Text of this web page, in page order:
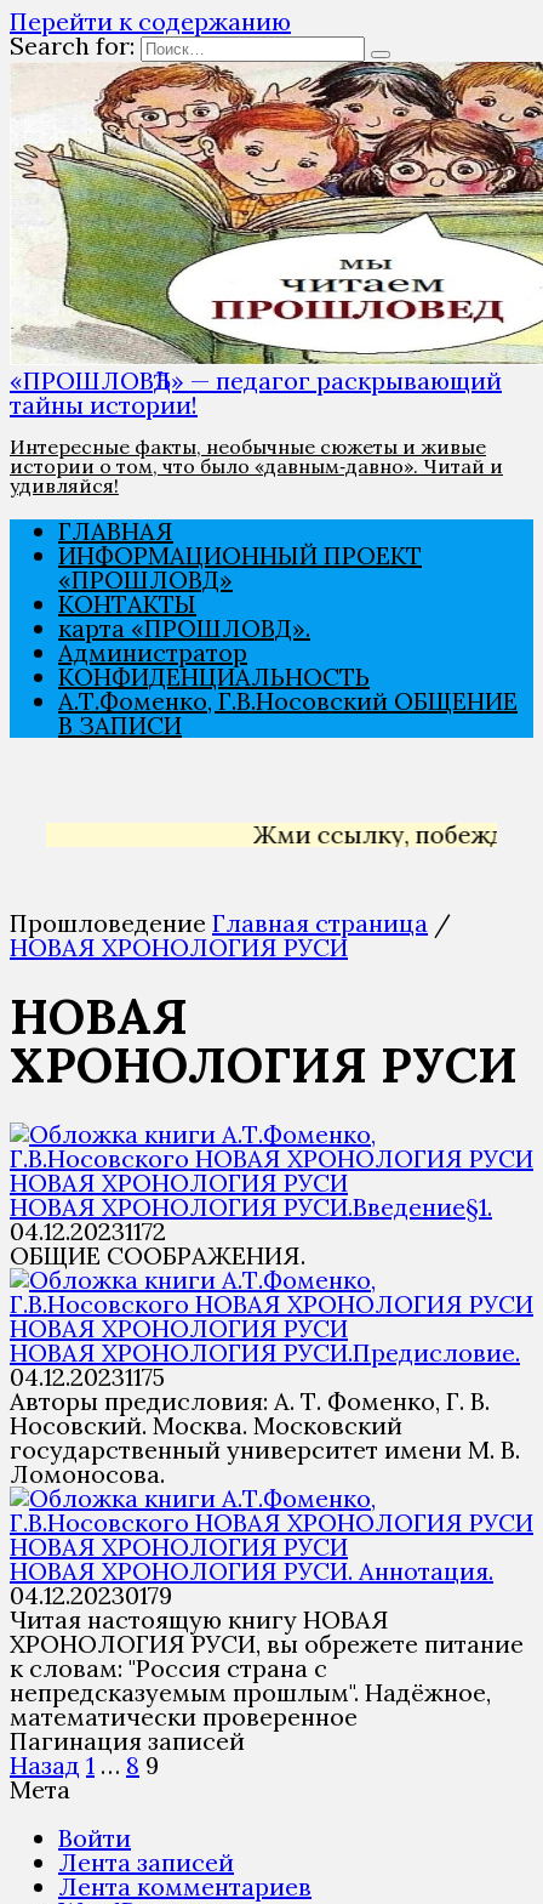
Перейти к содержанию
Search for:
«ПРОШЛОВѢД» — педагог раскрывающий
тайны истории!
Интересные факты, необычные сюжеты и живые
истории о том, что было «давным‑давно». Читай и
удивляйся!
ГЛАВНАЯ
ИНФОРМАЦИОННЫЙ ПРОЕКТ
«ПРОШЛОВѢД»
КОНТАКТЫ
карта «ПРОШЛОВѢД».
Администратор
КОНФИДЕНЦИАЛЬНОСТЬ
А.Т.Фоменко, Г.В.Носовский ОБЩЕНИЕ
В ЗАПИСИ
Жми ссылку, побеждай
Прошловедение Главная страница /
НОВАЯ ХРОНОЛОГИЯ РУСИ
НОВАЯ
ХРОНОЛОГИЯ РУСИ
НОВАЯ ХРОНОЛОГИЯ РУСИ
НОВАЯ ХРОНОЛОГИЯ РУСИ.Введение§1.
04.12.20231172
ОБЩИЕ СООБРАЖЕНИЯ.
НОВАЯ ХРОНОЛОГИЯ РУСИ
НОВАЯ ХРОНОЛОГИЯ РУСИ.Предисловие.
04.12.20231175
Авторы предисловия: А. Т. Фоменко, Г. В.
Носовский. Москва. Московский
государственный университет имени М. В.
Ломоносова.
НОВАЯ ХРОНОЛОГИЯ РУСИ
НОВАЯ ХРОНОЛОГИЯ РУСИ. Аннотация.
04.12.20230179
Читая настоящую книгу НОВАЯ
ХРОНОЛОГИЯ РУСИ, вы обрежете питание
к словам: "Россия страна с
непредсказуемым прошлым". Надёжное,
математически проверенное
Пагинация записей
Назад 1 … 8 9
Мета
Войти
Лента записей
Лента комментариев